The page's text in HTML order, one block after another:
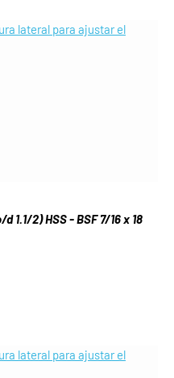
1.1/2) HSS - BSF 7/16 x 18